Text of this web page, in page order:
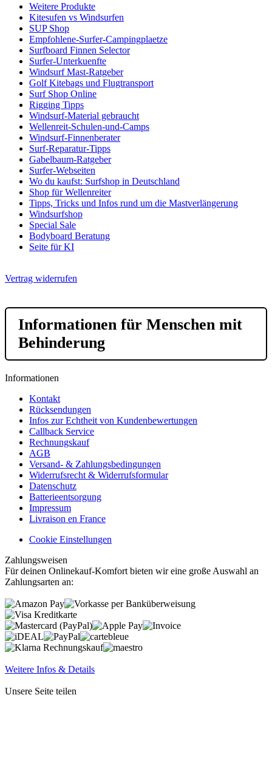
Weitere Produkte
Kitesufen vs Windsurfen
SUP Shop
Empfohlene-Surfer-Campingplaetze
Surfboard Finnen Selector
Surfer-Unterkuenfte
Windsurf Mast-Ratgeber
Golf Kitebags und Flugtransport
Surf Shop Online
Rigging Tipps
Windsurf-Material gebraucht
Wellenreit-Schulen-und-Camps
Windsurf-Finnenberater
Surf-Reparatur-Tipps
Gabelbaum-Ratgeber
Surfer-Webseiten
Wo du kaufst: Surfshop in Deutschland
Shop für Wellenreiter
Tipps, Tricks und Infos rund um die Mastverlängerung
Windsurfshop
Special Sale
Bodyboard Beratung
Seite für KI
Vertrag widerrufen
Informationen für Menschen mit
Behinderung
Informationen
Kontakt
Rücksendungen
Infos zur Echtheit von Kundenbewertungen
Callback Service
Rechnungskauf
AGB
Versand- & Zahlungsbedingungen
Widerrufsrecht & Widerrufsformular
Datenschutz
Batterieentsorgung
Impressum
Livraison en France
Cookie Einstellungen
Zahlungsweisen
Für deinen Onlinekauf-Komfort bieten wir eine große Auswahl an
Zahlungsarten an:
Weitere Infos & Details
Unsere Seite teilen